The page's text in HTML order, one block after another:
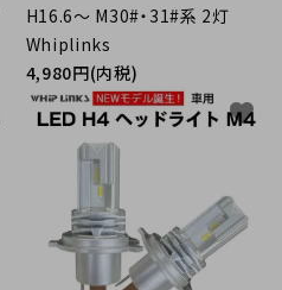
H16.6～ M30#・31#系 2灯
Whiplinks
4,980円(内税)
favorite